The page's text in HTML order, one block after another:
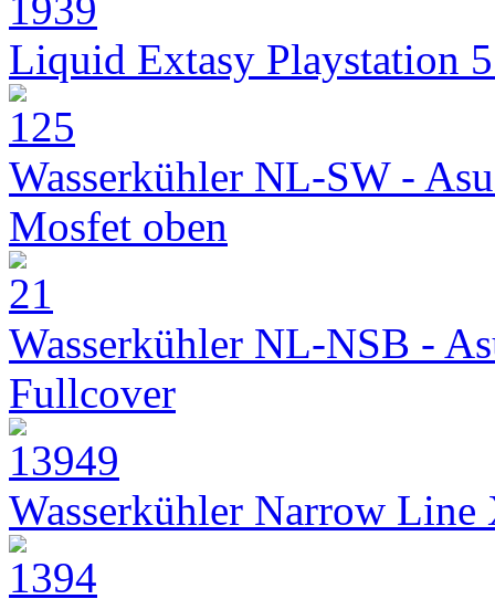
Liquid Extasy Playstation
Wasserkühler NL-SW -
Mosfet oben
Wasserkühler NL-NSB -
Fullcover
Wasserkühler Narrow